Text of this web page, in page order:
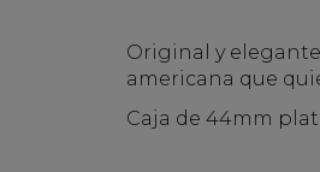
Original y
americana que
Caja de 44mm